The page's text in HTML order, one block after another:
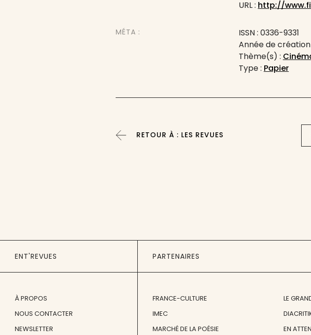
URL : http://
MÉTA :
ISSN : 0336-9331
Année de création
Thème(s) :
Type : Papier
RETOUR À : LES REVUES
ENT'REVUES
À PROPOS
NOUS CONTACTER
NEWSLETTER
PARTENAIRES
FRANCE-CULTURE
IMEC
MARCHÉ DE LA POÉSIE
LE
EN